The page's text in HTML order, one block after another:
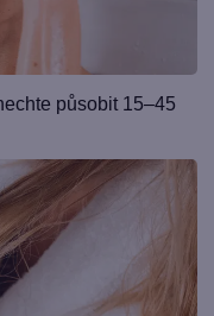
působit 15–45